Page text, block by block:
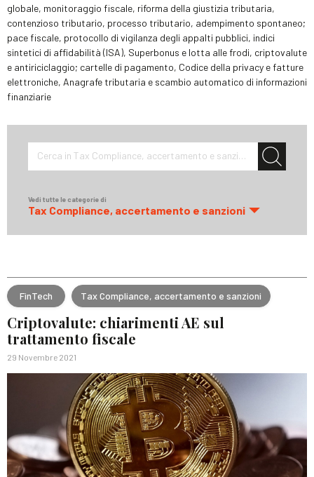
globale, monitoraggio fiscale, riforma della giustizia tributaria,
contenzioso tributario, processo tributario, adempimento spontaneo;
pace fiscale, protocollo di vigilanza degli appalti pubblici, indici
sintetici di affidabilità (ISA), Superbonus e lotta alle frodi, criptovalute
e antiriciclaggio; cartelle di pagamento, Codice della privacy e fatture
elettroniche, Anagrafe tributaria e scambio automatico di informazioni
finanziarie
Cerca in Tax Compliance, accertamento e sanzioni di finanza-e-mercati
Vedi tutte le categorie di
Tax Compliance, accertamento e sanzioni
FinTech Tax Compliance, accertamento e sanzioni
Criptovalute: chiarimenti AE sul
trattamento fiscale
29 Novembre 2021